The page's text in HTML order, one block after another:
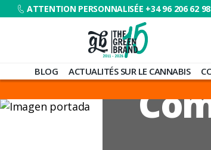
ATTENTION PERSONNALISÉE +34 96 206 62 98
Blog
de
Barato
BLOG ACTUALITÉS SUR LE CANNABIS